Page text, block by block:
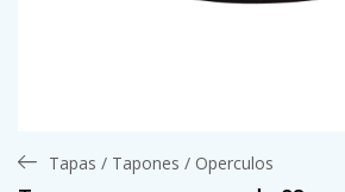
Tapas / Tapones / Operculos